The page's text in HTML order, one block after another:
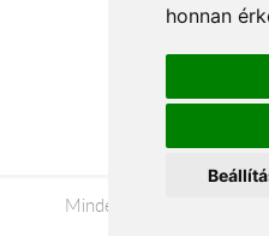
honnan
Minden jog fenntartva ©